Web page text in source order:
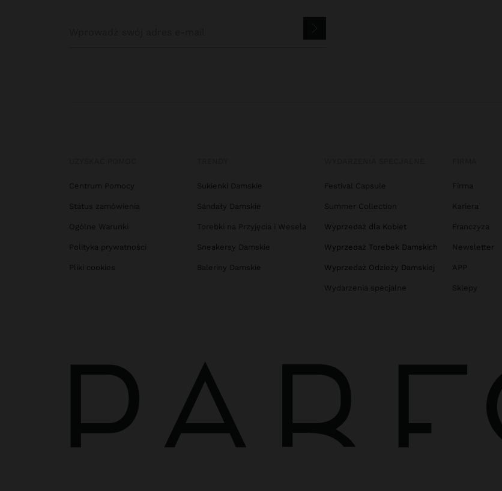
Centrum Pomocy
Status zamówienia
Ogólne Warunki
Polityka prywatności
Pliki cookies
Sukienki Damskie
Sandały Damskie
Torebki na Przyjęcia i Wesela
Sneakersy Damskie
Baleriny Damskie
Festival Capsule
Summer Collection
Wyprzedaż dla Kobiet
Wyprzedaż Torebek Damskich
Wyprzedaż Odzieży Damskiej
Wydarzenia specjalne
Firma
Kariera
Franczyza
Newsletter
APP
Sklepy